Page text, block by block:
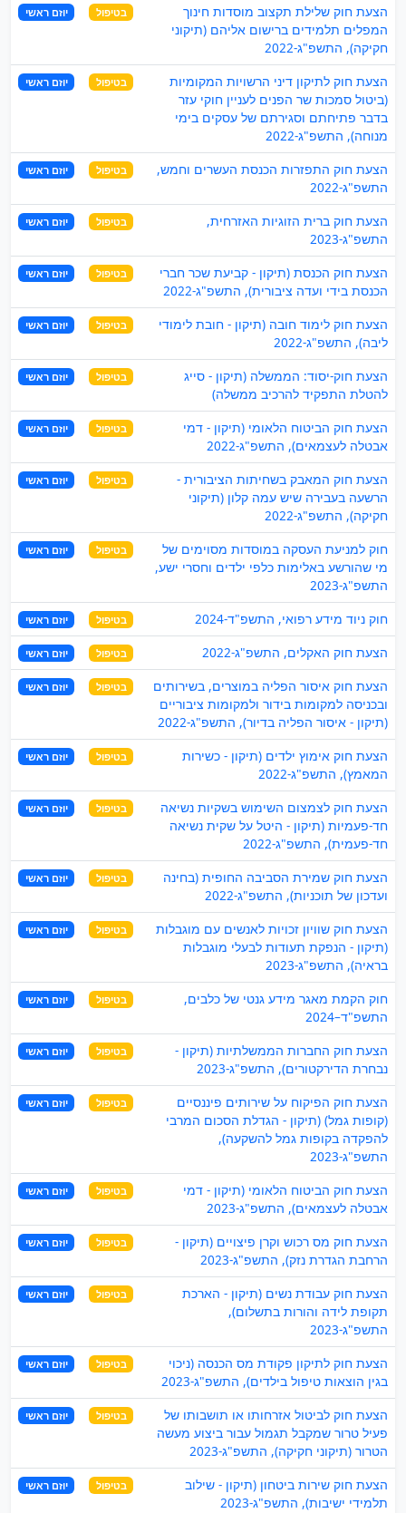
הצעת חוק שלילת תקצוב מוסדות חינוך
המפלים תלמידים ברישום אליהם (תיקוני
חקיקה), התשפ"ג-2022
בטיפול יוזם ראשי
הצעת חוק לתיקון דיני הרשויות המקומיות
(ביטול סמכות שר הפנים לעניין חוקי עזר
בדבר פתיחתם וסגירתם של עסקים בימי
מנוחה), התשפ"ג-2022
בטיפול יוזם ראשי
הצעת חוק התפזרות הכנסת העשרים וחמש,
התשפ"ג-2022
בטיפול יוזם ראשי
הצעת חוק ברית הזוגיות האזרחית,
התשפ"ג-2023
בטיפול יוזם ראשי
הצעת חוק הכנסת (תיקון - קביעת שכר חברי
הכנסת בידי ועדה ציבורית), התשפ"ג-2022
בטיפול יוזם ראשי
הצעת חוק לימוד חובה (תיקון - חובת לימודי
ליבה), התשפ"ג-2022
בטיפול יוזם ראשי
הצעת חוק-יסוד: הממשלה (תיקון - סייג
להטלת התפקיד להרכיב ממשלה)
בטיפול יוזם ראשי
הצעת חוק הביטוח הלאומי (תיקון - דמי
אבטלה לעצמאים), התשפ"ג-2022
בטיפול יוזם ראשי
הצעת חוק המאבק בשחיתות הציבורית -
הרשעה בעבירה שיש עמה קלון (תיקוני
חקיקה), התשפ"ג-2022
בטיפול יוזם ראשי
חוק למניעת העסקה במוסדות מסוימים של
מי שהורשע באלימות כלפי ילדים וחסרי ישע,
התשפ"ג-2023
בטיפול יוזם ראשי
חוק ניוד מידע רפואי, התשפ"ד-2024 בטיפול יוזם ראשי
הצעת חוק האקלים, התשפ"ג-2022 בטיפול יוזם ראשי
הצעת חוק איסור הפליה במוצרים, בשירותים
ובכניסה למקומות בידור ולמקומות ציבוריים
(תיקון - איסור הפליה בדיור), התשפ"ג-2022
בטיפול יוזם ראשי
הצעת חוק אימוץ ילדים (תיקון - כשירות
המאמץ), התשפ"ג-2022
בטיפול יוזם ראשי
הצעת חוק לצמצום השימוש בשקיות נשיאה
חד-פעמיות (תיקון - היטל על שקית נשיאה
חד-פעמית), התשפ"ג-2022
בטיפול יוזם ראשי
הצעת חוק שמירת הסביבה החופית (בחינה
ועדכון של תוכניות), התשפ"ג-2022
בטיפול יוזם ראשי
הצעת חוק שוויון זכויות לאנשים עם מוגבלות
(תיקון - הנפקת תעודות לבעלי מוגבלות
בראיה), התשפ"ג-2023
בטיפול יוזם ראשי
חוק הקמת מאגר מידע גנטי של כלבים,
התשפ"ד–2024
בטיפול יוזם ראשי
הצעת חוק החברות הממשלתיות (תיקון -
נבחרת הדירקטורים), התשפ"ג-2023
בטיפול יוזם ראשי
הצעת חוק הפיקוח על שירותים פיננסיים
(קופות גמל) (תיקון - הגדלת הסכום המרבי
להפקדה בקופות גמל להשקעה),
התשפ"ג-2023
בטיפול יוזם ראשי
הצעת חוק הביטוח הלאומי (תיקון - דמי
אבטלה לעצמאים), התשפ"ג-2023
בטיפול יוזם ראשי
הצעת חוק מס רכוש וקרן פיצויים (תיקון -
הרחבת הגדרת נזק), התשפ"ג-2023
בטיפול יוזם ראשי
הצעת חוק עבודת נשים (תיקון - הארכת
תקופת לידה והורות בתשלום),
התשפ"ג-2023
בטיפול יוזם ראשי
הצעת חוק לתיקון פקודת מס הכנסה (ניכוי
בגין הוצאות טיפול בילדים), התשפ"ג-2023
בטיפול יוזם ראשי
הצעת חוק לביטול אזרחותו או תושבותו של
פעיל טרור שמקבל תגמול עבור ביצוע מעשה
הטרור (תיקוני חקיקה), התשפ"ג-2023
בטיפול יוזם ראשי
הצעת חוק שירות ביטחון (תיקון - שילוב
תלמידי ישיבות), התשפ"ג-2023
בטיפול יוזם ראשי